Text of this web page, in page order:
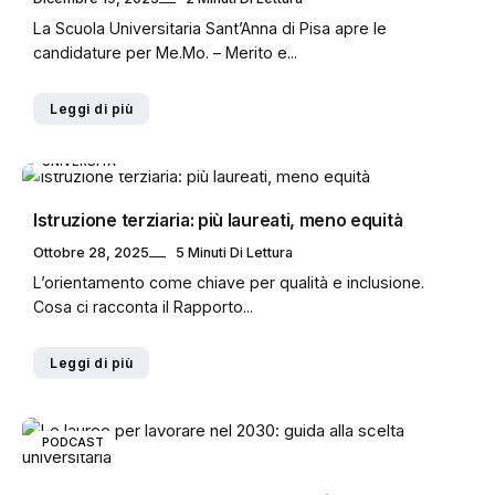
La Scuola Universitaria Sant’Anna di Pisa apre le
candidature per Me.Mo. – Merito e...
Leggi di più
UNIVERSITÀ
Istruzione terziaria: più laureati, meno equità
Ottobre 28, 2025 5 Minuti Di Lettura
L’orientamento come chiave per qualità e inclusione.
Cosa ci racconta il Rapporto...
Leggi di più
PODCAST